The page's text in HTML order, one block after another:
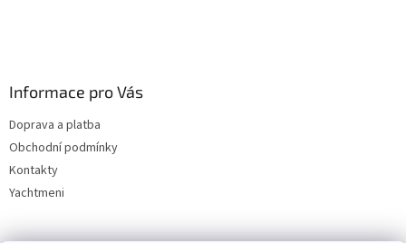
Informace pro Vás
Doprava a platba
Obchodní podmínky
Kontakty
Yachtmeni